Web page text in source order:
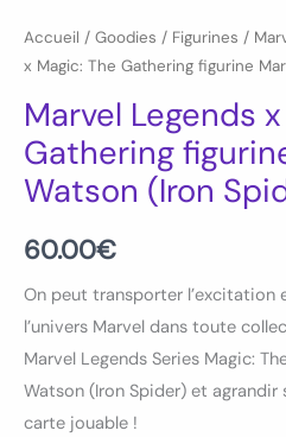
Accueil / Goodies / Figurines /
x Magic: The Gathering figurine
Marvel Legends
Gathering
Watson (Iron
60.00€
On peut transporter l’excitation
l’univers Marvel dans toute
Marvel Legends Series Magic:
Watson (Iron Spider) et agrandir
carte jouable !